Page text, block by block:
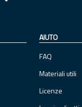
AIUTO
FAQ
Materiali utili
Licenze